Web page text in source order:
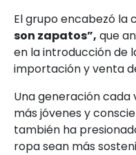
El grupo encabezó la
son zapatos”, que
en la introducción de
importación y venta
Una generación
más jóvenes y
también ha
ropa sean más